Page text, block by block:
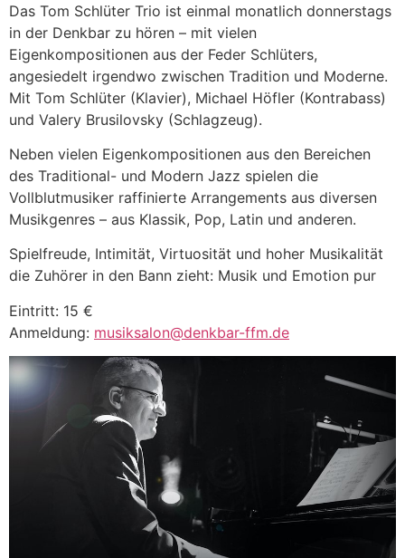
Das Tom Schlüter Trio ist einmal monatlich donnerstags
in der Denkbar zu hören – mit vielen
Eigenkompositionen aus der Feder Schlüters,
angesiedelt irgendwo zwischen Tradition und Moderne.
Mit Tom Schlüter (Klavier), Michael Höfler (Kontrabass)
und Valery Brusilovsky (Schlagzeug).
Neben vielen Eigenkompositionen aus den Bereichen
des Traditional- und Modern Jazz spielen die
Vollblutmusiker raffinierte Arrangements aus diversen
Musikgenres – aus Klassik, Pop, Latin und anderen.
Spielfreude, Intimität, Virtuosität und hoher Musikalität
die Zuhörer in den Bann zieht: Musik und Emotion pur
Eintritt: 15 €
Anmeldung: musiksalon@denkbar-ffm.de